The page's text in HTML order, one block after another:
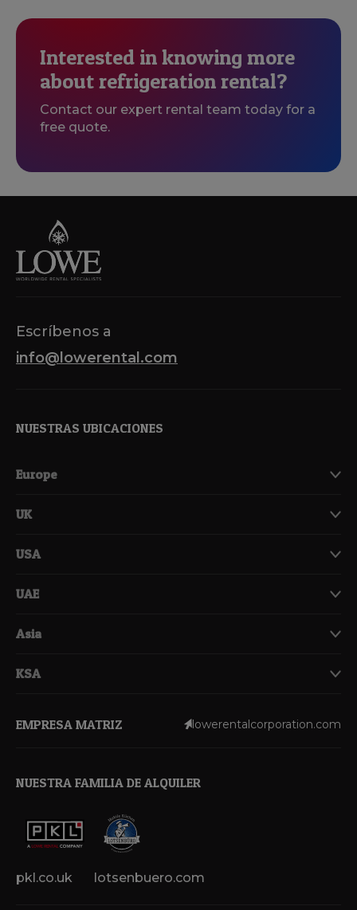
Interested in knowing more
about refrigeration rental?
Contact our expert rental team today for a
free quote.
Escríbenos a
info@lowerental.com
NUESTRAS UBICACIONES
Europe
UK
USA
UAE
Asia
KSA
EMPRESA MATRIZ lowerentalcorporation.com
NUESTRA FAMILIA DE ALQUILER
pkl.co.uk lotsenbuero.com